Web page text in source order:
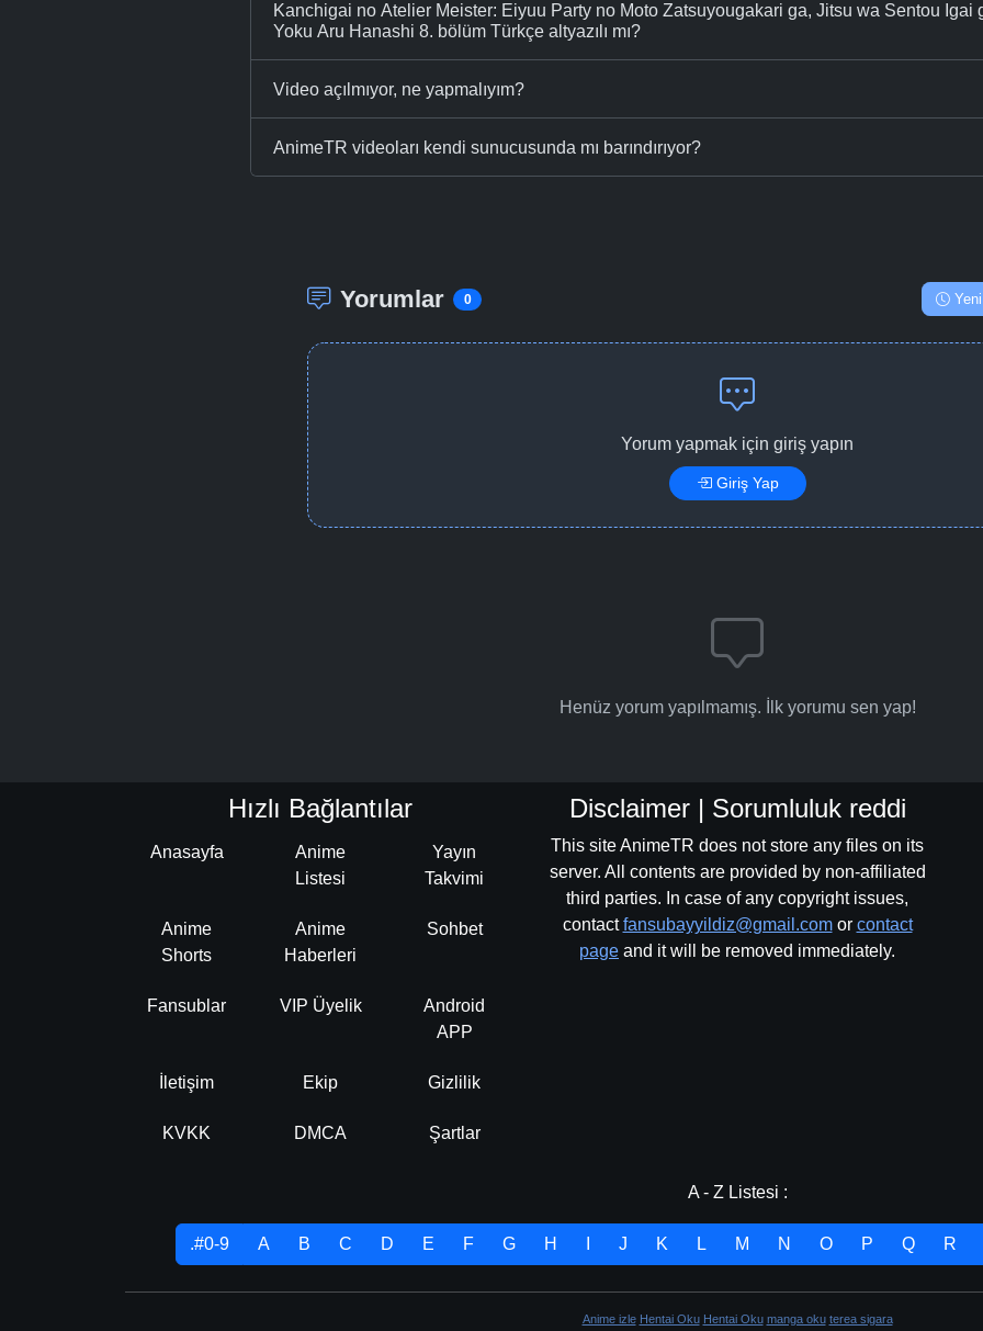
Kanchigai no Atelier Meister: Eiyuu Party no Moto Zatsuyougakari ga, Jitsu wa Sentou Igai
Yoku Aru Hanashi 8. bölüm Türkçe altyazılı mı?
Video açılmıyor, ne yapmalıyım?
AnimeTR videoları kendi sunucusunda mı barındırıyor?
Yorumlar 0 Yeni
Yorum yapmak için giriş yapın
Giriş Yap
Henüz yorum yapılmamış. İlk yorumu sen yap!
Hızlı Bağlantılar
Anasayfa
Anime
Listesi
Yayın
Takvimi
Anime
Shorts
Anime
Haberleri
Sohbet
Fansublar VIP Üyelik
Android
APP
İletişim Ekip Gizlilik
KVKK DMCA Şartlar
Disclaimer | Sorumluluk reddi
This site AnimeTR does not store any files on its
server. All contents are provided by non-affiliated
third parties. In case of any copyright issues,
contactfansubayyildiz@gmail.comor contact
page and it will be removed immediately.
A - Z Listesi :
.#0-9 A B C D E F G H J K L M N O P Q R
Anime izle Hentai Oku Hentai Oku manga oku terea sigara